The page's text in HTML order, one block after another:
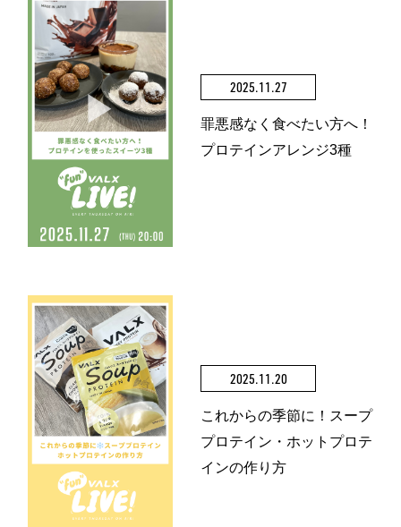
2025.11.27
罪悪感なく食べたい方へ！
プロテインアレンジ3種
2025.11.20
これからの季節に！スープ
プロテイン・ホットプロテ
インの作り方